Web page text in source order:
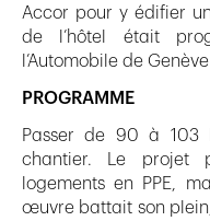
Accor pour y édifier
de l’hôtel était
l’Automobile de
PROGRAMME
Passer de 90 à 103
chantier. Le projet
logements en PPE,
œuvre battait son